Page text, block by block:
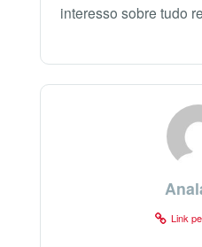
interesso sobre tudo
Link